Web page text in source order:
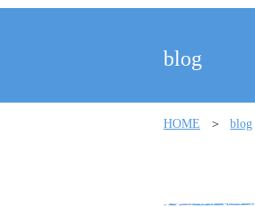
blog
HOME blog